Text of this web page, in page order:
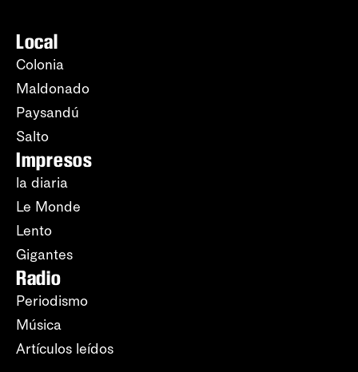
Local
Colonia
Maldonado
Paysandú
Salto
Impresos
la diaria
Le Monde
Lento
Gigantes
Radio
Periodismo
Música
Artículos leídos